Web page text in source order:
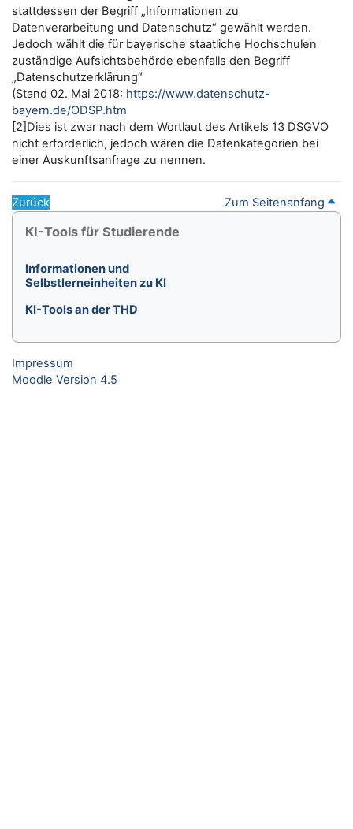
stattdessen der Begriff „Informationen zu
Datenverarbeitung und Datenschutz“ gewählt werden.
Jedoch wählt die für bayerische staatliche Hochschulen
zuständige Aufsichtsbehörde ebenfalls den Begriff
„Datenschutzerklärung“
(Stand 02. Mai 2018: https://www.datenschutz-
bayern.de/ODSP.htm
[2]Dies ist zwar nach dem Wortlaut des Artikels 13 DSGVO
nicht erforderlich, jedoch wären die Datenkategorien bei
einer Auskunftsanfrage zu nennen.
Zurück Zum Seitenanfang
Blöcke
KI-Tools für Studierende überspringen
KI-Tools für Studierende
Informationen und
Selbstlerneinheiten zu KI
KI-Tools an der THD
Impressum
Moodle Version 4.5